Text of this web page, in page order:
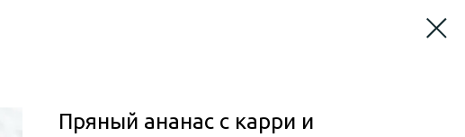
Пряный ананас с карри и